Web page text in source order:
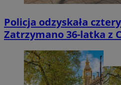
Policja odzyskała
Zatrzymano 36-latka z